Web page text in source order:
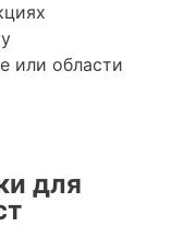
или области
для